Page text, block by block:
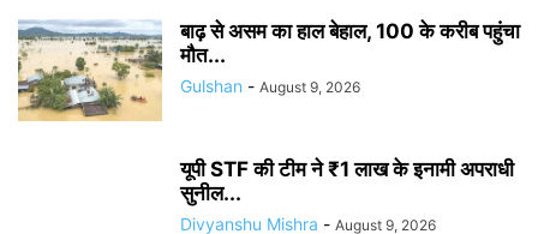
बाढ़ से असम का हाल बेहाल, 100 के करीब पहुंचा
मौत...
Gulshan - August 9, 2026
यूपी STF की टीम ने ₹1 लाख के इनामी अपराधी
सुनील...
Divyanshu Mishra - August 9, 2026